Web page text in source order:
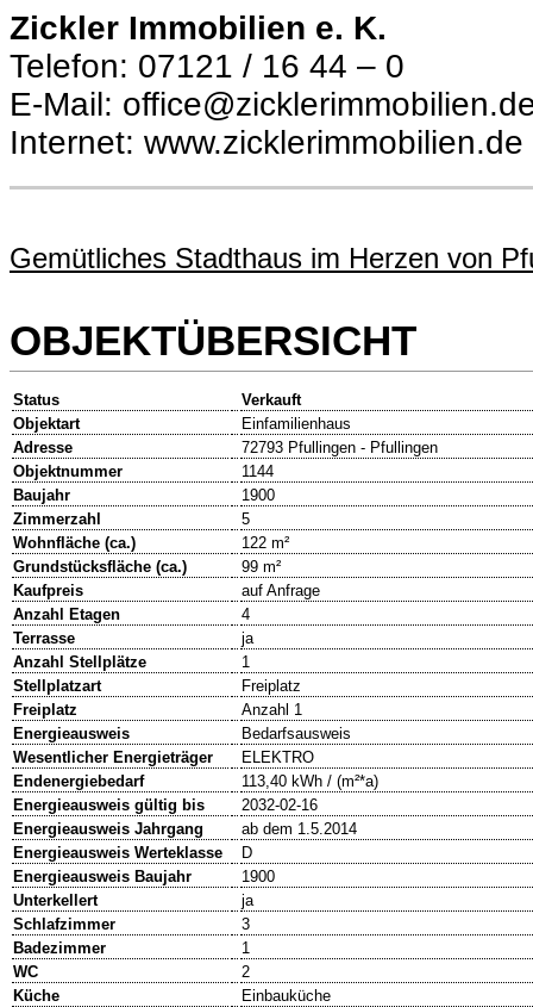
Zickler Immobilien e. K.
Telefon: 07121 / 16 44 – 0
E-Mail:
Internet: www.zicklerimmobilien.de
Gemütliches Stadthaus im Herzen von
OBJEKTÜBERSICHT
Status
Verkauft
Objektart
Einfamilienhaus
Adresse
72793 Pfullingen - Pfullingen
Objektnummer
1144
Baujahr
1900
Zimmerzahl
5
Wohnfläche (ca.)
122 m²
Grundstücksfläche (ca.)
99 m²
Kaufpreis
auf Anfrage
Anzahl Etagen
4
Terrasse
ja
Anzahl Stellplätze
1
Stellplatzart
Freiplatz
Freiplatz
Anzahl 1
Energieausweis
Bedarfsausweis
Wesentlicher Energieträger
ELEKTRO
Endenergiebedarf
113,40 kWh / (m²*a)
Energieausweis gültig bis
2032-02-16
Energieausweis Jahrgang
ab dem 1.5.2014
Energieausweis Werteklasse
D
Energieausweis Baujahr
1900
Unterkellert
ja
Schlafzimmer
3
Badezimmer
1
WC
2
Küche
Einbauküche